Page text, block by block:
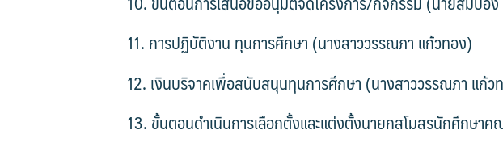
11. การปฏิบัติงาน ทุนการศึกษา (นางสาววรรณภา แก้วทอง)
12. เงินบริจาคเพื่อสนับสนุนทุนการศึกษา (นางสาววรรณภา แก้ว
13. ขั้นตอนดำเนินการเลือกตั้งและแต่งตั้งนายกสโมสรนักศึกษา